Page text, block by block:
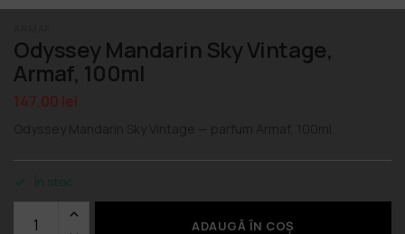
Odyssey Mandarin Sky Vintage,
Armaf, 100ml
147,00 lei
În stoc
ADAUGĂ ÎN COȘ